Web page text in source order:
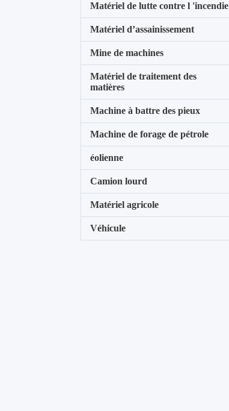
Matériel de lutte contre l 'incendie
Matériel d’assainissement
Mine de machines
Matériel de traitement des
matières
Machine à battre des pieux
Machine de forage de pétrole
éolienne
Camion lourd
Matériel agricole
Véhicule